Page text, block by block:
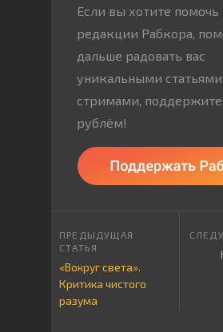
Если вы хотите помочь
редакции Рабкора,
дальше радовать вас
уникальными
стримами, поддержите
рублём!
«Вокруг света».
Критика чистого
разума